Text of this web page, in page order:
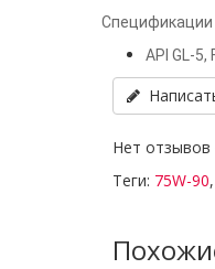
Спецификации
API GL-5,
Нет отзывов
Теги: 75W-90,